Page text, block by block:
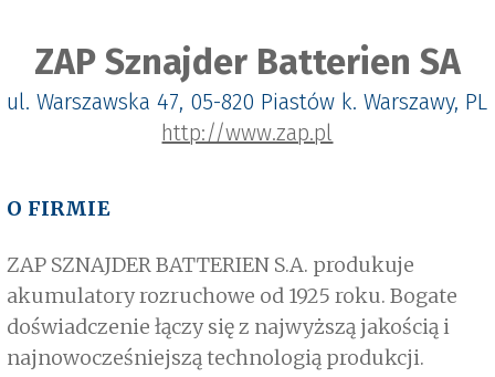
ZAP Sznajder Batterien SA
ul. Warszawska 47, 05-820 Piastów k. Warszawy, PL
http://www.zap.pl
O FIRMIE
ZAP SZNAJDER BATTERIEN S.A. produkuje
akumulatory rozruchowe od 1925 roku. Bogate
doświadczenie łączy się z najwyższą jakością i
najnowocześniejszą technologią produkcji.